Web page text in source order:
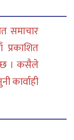
समाचार
। कसैले
कार्वाही